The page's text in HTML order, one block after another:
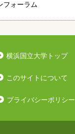
フォーラム
横浜国立大学トップ
このサイトについて
プライバシーポリシー